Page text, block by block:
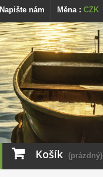
Měna : CZK
Napište nám
Košík (prázdný)